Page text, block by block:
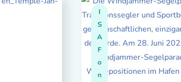
I
S
A
F
o
n